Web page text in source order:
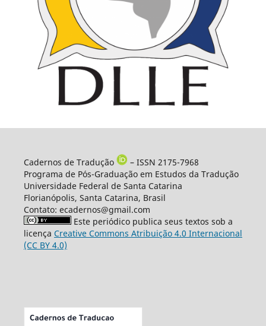
Cadernos de Tradução
– ISSN 2175-7968
Programa de Pós-Graduação em Estudos da Tradução
Universidade Federal de Santa Catarina
Florianópolis, Santa Catarina, Brasil
Contato: ecadernos@gmail.com
Este periódico publica seus textos sob a
licença Creative Commons Atribuição 4.0 Internacional
(CC BY 4.0)